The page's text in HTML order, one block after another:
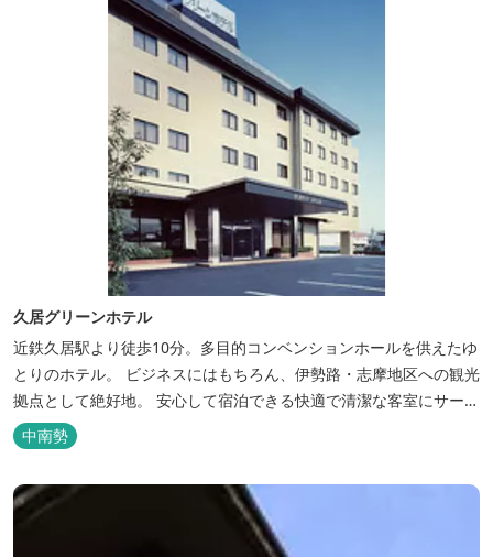
久居グリーンホテル
近鉄久居駅より徒歩10分。多目的コンベンションホールを供えたゆ
とりのホテル。 ビジネスにはもちろん、伊勢路・志摩地区への観光
拠点として絶好地。 安心して宿泊できる快適で清潔な客室にサービ
スも行き届いています。一志・ 嬉野のゴルフ場に至近。
中南勢